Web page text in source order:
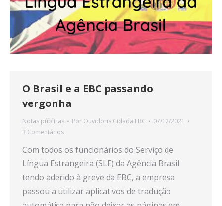
O Brasil e a EBC passando
vergonha
Notas públicas Por Ouvidoria Cidadã EBC
07/12/2021
3 Comentários
Com todos os funcionários do Serviço de
Língua Estrangeira (SLE) da Agência Brasil
tendo aderido à greve da EBC, a empresa
passou a utilizar aplicativos de tradução